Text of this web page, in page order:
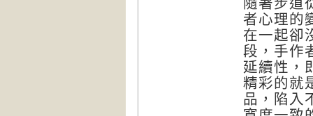
者心理的
在一起卻
段，手作
延續性，
精彩的就
品，陷入